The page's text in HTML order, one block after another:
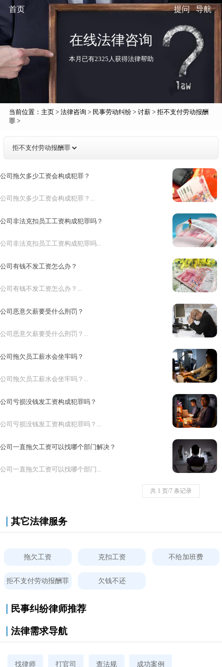
首页 导航
提问
在线法律咨询
本月已有2325人获得法律帮助
当前位置： 主页> 法律咨询 > 民事劳动纠纷> 讨薪> 拒不支付劳动报酬
罪>
公司拖欠多少工资会构成犯罪？
公司拖欠多少工资会构成犯罪？...
公司非法克扣员工工资构成犯罪吗？
公司非法克扣员工工资构成犯罪吗...
公司有钱不发工资怎么办？
公司有钱不发工资怎么办？...
公司恶意欠薪要受什么刑罚？
公司恶意欠薪要受什么刑罚？...
公司拖欠员工薪水会坐牢吗？
公司拖欠员工薪水会坐牢吗？...
公司亏损没钱发工资构成犯罪吗？
公司亏损没钱发工资构成犯罪吗？...
公司一直拖欠工资可以找哪个部门解决？
公司一直拖欠工资可以找哪个部门...
共 1 页/7 条记录
其它法律服务
拖欠工资 克扣工资 不给加班费
拒不支付劳动报酬罪 欠钱不还
民事纠纷律师推荐
法律需求导航
找律师 打官司 查法规 成功案例